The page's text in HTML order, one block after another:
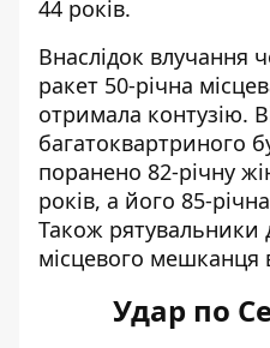
44 років.
Внаслідок влучання
ракет 50-річна
отримала контузію.
багатоквартриного
поранено 82-річну
років, а його 85-
Також рятувальники
місцевого мешканця
Удар по